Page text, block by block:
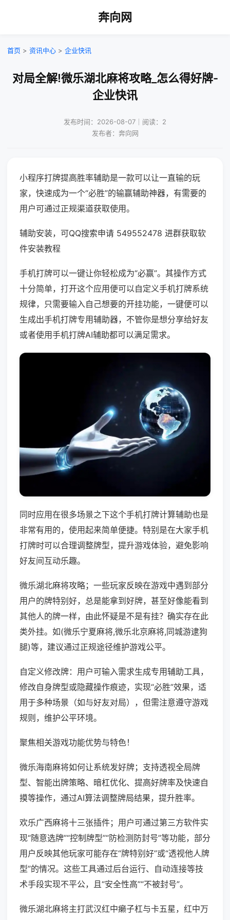
奔向网
首页 > 资讯中心 > 企业快讯
对局全解!微乐湖北麻将攻略_怎么得好牌-
企业快讯
发布时间：2026-08-07｜阅读：2
发布者：奔向网
小程序打牌提高胜率辅助是一款可以让一直输的玩
家，快速成为一个“必胜”的输赢辅助神器，有需要的
用户可通过正规渠道获取使用。
辅助安装，可QQ搜索申请 549552478 进群获取软
件安装教程
手机打牌可以一键让你轻松成为“必赢”。其操作方式
十分简单，打开这个应用便可以自定义手机打牌系统
规律，只需要输入自己想要的开挂功能，一键便可以
生成出手机打牌专用辅助器，不管你是想分享给好友
或者使用手机打牌AI辅助都可以满足需求。
同时应用在很多场景之下这个手机打牌计算辅助也是
非常有用的，使用起来简单便捷。特别是在大家手机
打牌时可以合理调整牌型，提升游戏体验，避免影响
好友间互动乐趣。
微乐湖北麻将攻略；一些玩家反映在游戏中遇到部分
用户的牌特别好，总是能拿到好牌，甚至好像能看到
其他人的牌一样，由此怀疑是不是有挂？确实存在此
类外挂。如(微乐宁夏麻将,微乐北京麻将,同城游逮狗
腿)等，建议通过正规途径维护游戏公平。
自定义修改牌：用户可输入需求生成专用辅助工具，
修改自身牌型或隐藏操作痕迹，实现“必胜”效果，适
用于多种场景（如与好友对局），但需注意遵守游戏
规则，维护公平环境。
聚焦相关游戏功能优势与特色！
微乐海南麻将如何让系统发好牌；支持透视全局牌
型、智能出牌策略、暗杠优化、提高好牌率及快速自
摸等操作，通过AI算法调整牌局结果，提升胜率。
欢乐广西麻将十三张插件；用户可通过第三方软件实
现“随意选牌”“控制牌型”“防检测防封号”等功能，部分
用户反映其他玩家可能存在“牌特别好”或“透视他人牌
型”的情况。这些工具通过后台运行、自动连接等技
术手段实现不平公，且“安全性高”“不被封号”。
微乐湖北麻将主打武汉红中癞子杠与卡五星，红中万